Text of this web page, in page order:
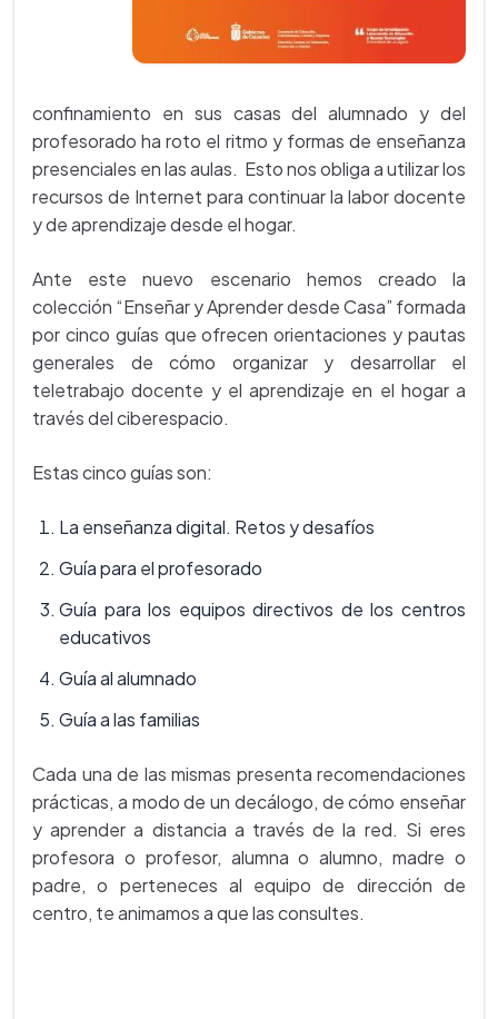
confinamiento en sus casas del alumnado y del
profesorado ha roto el ritmo y formas de enseñanza
presenciales en las aulas. Esto nos obliga a utilizar los
recursos de Internet para continuar la labor docente
y de aprendizaje desde el hogar.
Ante este nuevo escenario hemos creado la
colección “Enseñar y Aprender desde Casa” formada
por cinco guías que ofrecen orientaciones y pautas
generales de cómo organizar y desarrollar el
teletrabajo docente y el aprendizaje en el hogar a
través del ciberespacio.
Estas cinco guías son:
La enseñanza digital. Retos y desafíos
Guía para el profesorado
Guía para los equipos directivos de los centros
educativos
Guía al alumnado
Guía a las familias
Cada una de las mismas presenta recomendaciones
prácticas, a modo de un decálogo, de cómo enseñar
y aprender a distancia a través de la red. Si eres
profesora o profesor, alumna o alumno, madre o
padre, o perteneces al equipo de dirección de
centro, te animamos a que las consultes.